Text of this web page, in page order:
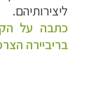
ליצירותיהם.
כתבה על
בריביירה